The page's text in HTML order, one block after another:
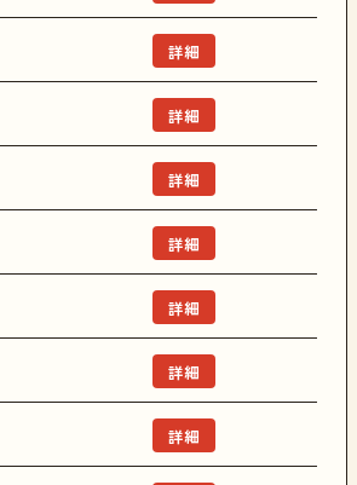
詳細
詳細
詳細
詳細
詳細
詳細
詳細